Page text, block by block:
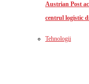
Austrian Post
centrul logistic
Tehnologii